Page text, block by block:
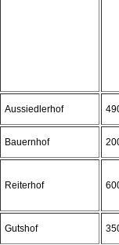
Aussiedlerhof
Bauernhof
Reiterhof
Gutshof